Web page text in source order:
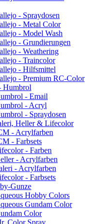
- Spraydosen
- Metal Color
- Model Wash
- Grundierungen
- Weathering
- Traincolor
- Hilfsmittel
- Premium RC-Color
Humbrol
- Email
- Acryl
- Spraydosen
Heller & Lifecolor
- Acrylfarben
- Farbsets
- Farben
- Acrylfarben
- Acrylfarben
- Farbsets
Gunze
Hobby Colors
Gundam Color
Color
Color Spray